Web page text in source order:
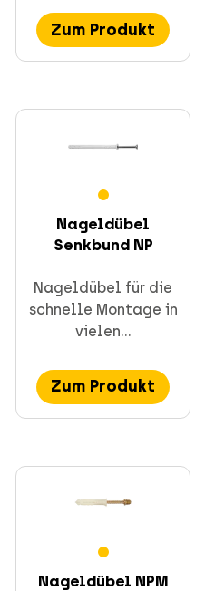
Zum Produkt
Nageldübel
Senkbund NP
Nageldübel für die
schnelle Montage in
vielen...
Zum Produkt
Nageldübel NPM